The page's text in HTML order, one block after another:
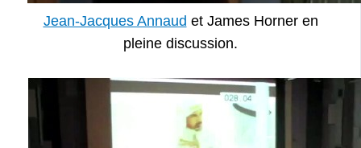
Jean-Jacques Annaud et James Horner en
pleine discussion.